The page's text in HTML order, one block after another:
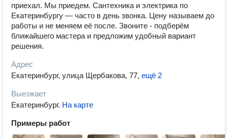
приехал. Мы приедем. Сантехника и электрика по
Екатеринбургу — часто в день звонка. Цену называем до
работы и не меняем её после. Звоните - подберём
ближайшего мастера и предложим удобный вариант
решения.
Адрес
Екатеринбург, улица Щербакова, 77, ещё 2
Выезжает
Екатеринбург. На карте
Примеры работ